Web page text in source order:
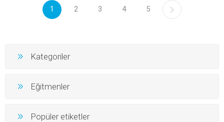
1 2 3 4 5
Kategoriler
Eğitmenler
Popüler etiketler